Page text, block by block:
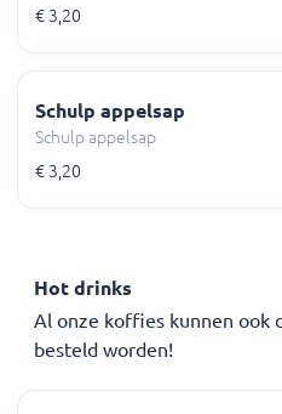
€ 3,20
Schulp appelsap
Schulp appelsap
€ 3,20
Hot drinks
Al onze koffies kunnen ook
besteld worden!